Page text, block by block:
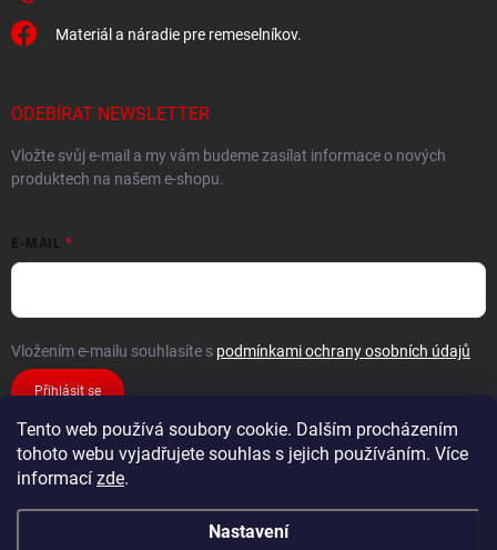
Tento web používá soubory cookie. Dalším procházením
tohoto webu vyjadřujete souhlas s jejich používáním. Více
informací zde.
Nastavení
Materiál a náradie pre remeselníkov.
ODEBÍRAT NEWSLETTER
Vložte svůj e-mail a my vám budeme zasílat informace o nových
produktech na našem e-shopu.
E-MAIL
Vložením e-mailu souhlasíte s podmínkami ochrany osobních údajů
Přihlásit se